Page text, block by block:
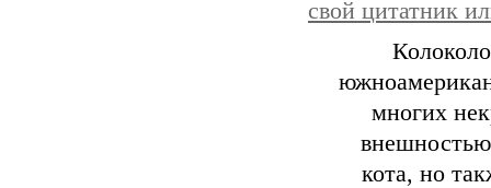
свой цитатник
многих
кота, но